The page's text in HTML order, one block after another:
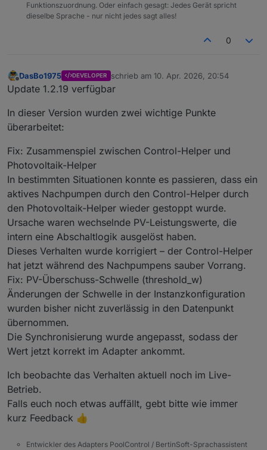
Funktionszuordnung. Oder einfach gesagt: Jedes Gerät spricht
dieselbe Sprache - nur nicht jedes sagt alles!
0
Offline
DasBo1975 DEVELOPER schrieb am 10. Apr. 2026, 20:54
zuletzt editiert von
Update 1.2.19 verfügbar
In dieser Version wurden zwei wichtige Punkte
überarbeitet:
Fix: Zusammenspiel zwischen Control-Helper und
Photovoltaik-Helper
In bestimmten Situationen konnte es passieren, dass ein
aktives Nachpumpen durch den Control-Helper durch
den Photovoltaik-Helper wieder gestoppt wurde.
Ursache waren wechselnde PV-Leistungswerte, die
intern eine Abschaltlogik ausgelöst haben.
Dieses Verhalten wurde korrigiert – der Control-Helper
hat jetzt während des Nachpumpens sauber Vorrang.
Fix: PV-Überschuss-Schwelle (threshold_w)
Änderungen der Schwelle in der Instanzkonfiguration
wurden bisher nicht zuverlässig in den Datenpunkt
übernommen.
Die Synchronisierung wurde angepasst, sodass der
Wert jetzt korrekt im Adapter ankommt.
Ich beobachte das Verhalten aktuell noch im Live-
Betrieb.
Falls euch noch etwas auffällt, gebt bitte wie immer
kurz Feedback 👍
Entwickler des Adapters PoolControl / BertinSoft-Sprachassistent